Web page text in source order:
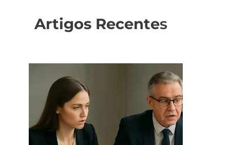
Artigos Recentes